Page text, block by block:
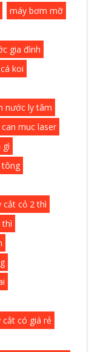
máy bơm mỡ
gia đình
koi
nước ly tâm
muc laser
gì
tông
cắt cỏ 2 thì
thì
cắt có giá rẻ